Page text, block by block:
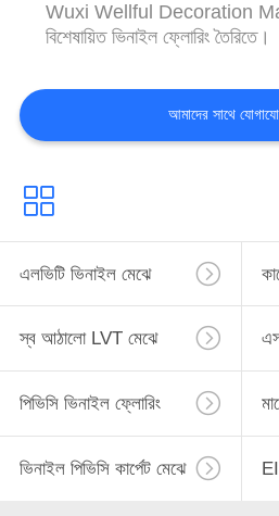
Wuxi Wellful Decoration
বিশেষায়িত ভিনাইল ফ্লোরিং তৈরিতে।
আমাদের সাথে
এলভিটি ভিনাইল মেঝে
স্ব আঠালো LVT মেঝে
পিভিসি ভিনাইল ফ্লোরিং
ভিনাইল পিভিসি কার্পেট মেঝে